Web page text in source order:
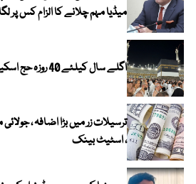
میڈیا مہم چلانے کا الزام کس پر
اگلے سال کیلئے 40 روزہ حج اسکیم کا پیکیج 12 لاکھ روپے مقرر
، اسٹیٹ بینک